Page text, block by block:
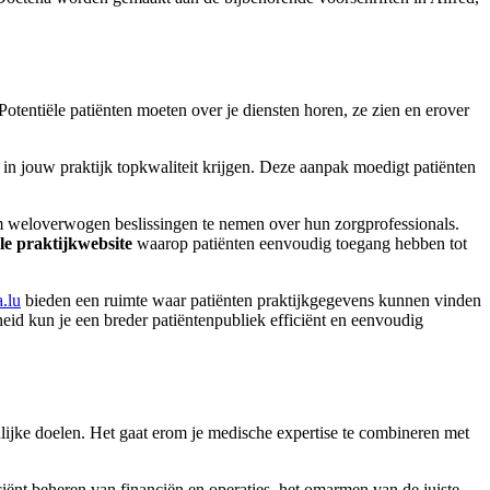
patiënten moeten over je diensten horen, ze zien en erover
jouw praktijk topkwaliteit krijgen. Deze aanpak moedigt patiënten
beslissingen te nemen over hun zorgprofessionals.
praktijkwebsite waarop patiënten eenvoudig toegang hebben tot
bieden een ruimte waar patiënten praktijkgegevens kunnen vinden
kun je een breder patiëntenpubliek efficiënt en eenvoudig
doelen. Het gaat erom je medische expertise te combineren met